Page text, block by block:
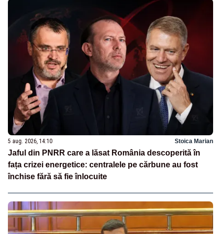
5 aug. 2026, 14:10 Stoica Marian
Jaful din PNRR care a lăsat România descoperită în
fața crizei energetice: centralele pe cărbune au fost
închise fără să fie înlocuite